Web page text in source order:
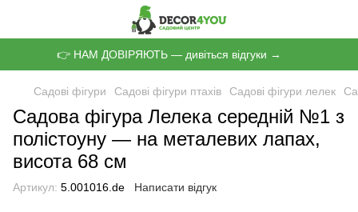
👉 НАМ ДОВІРЯЮТЬ — дивіться відгуки →
Садові фігури Садові фігури птахів Садові фігури лелек
Садова фігура Лелека середній №1 з
полістоуну — на металевих лапах,
висота 68 см
Артикул: 5.001016.de Написати відгук